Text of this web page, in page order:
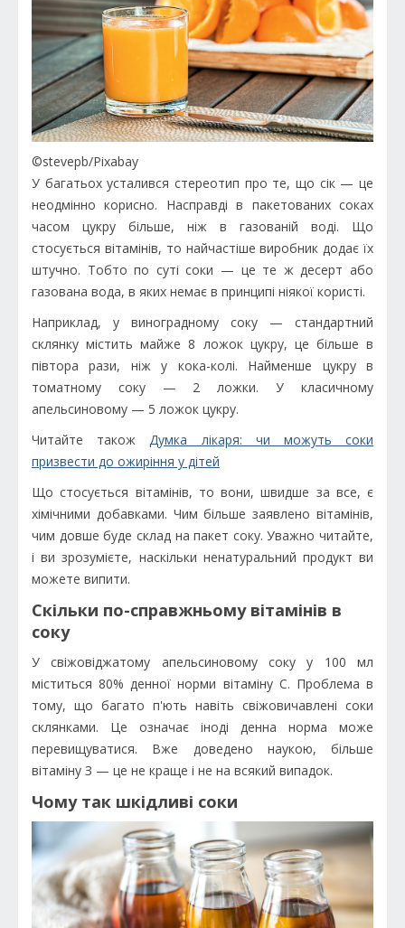
©stevepb/Pixabay
У багатьох усталився стереотип про те, що сік — це
неодмінно корисно. Насправді в пакетованих соках
часом цукру більше, ніж в газованій воді. Що
стосується вітамінів, то найчастіше виробник додає їх
штучно. Тобто по суті соки — це те ж десерт або
газована вода, в яких немає в принципі ніякої користі.
Наприклад, у виноградному соку — стандартний
склянку містить майже 8 ложок цукру, це більше в
півтора рази, ніж у кока-колі. Найменше цукру в
томатному соку — 2 ложки. У класичному
апельсиновому — 5 ложок цукру.
Читайте також
Думка лікаря: чи можуть соки
призвести до ожиріння у дітей
Що стосується вітамінів, то вони, швидше за все, є
хімічними добавками. Чим більше заявлено вітамінів,
чим довше буде склад на пакет соку. Уважно читайте,
і ви зрозумієте, наскільки ненатуральний продукт ви
можете випити.
Скільки по-справжньому вітамінів в
соку
У свіжовіджатому апельсиновому соку у 100 мл
міститься 80% денної норми вітаміну С. Проблема в
тому, що багато п'ють навіть свіжовичавлені соки
склянками. Це означає іноді денна норма може
перевищуватися. Вже доведено наукою, більше
вітаміну З — це не краще і не на всякий випадок.
Чому так шкідливі соки